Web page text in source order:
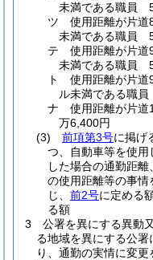
未満である職員
ツ
使用距離が片道
未満である職員
テ
使用距離が片道
未満である職員
ト
使用距離が片道
ル未満である職
ナ
使用距離が片
万6,400円
(3)
前項第3号に掲げ
つ、自動車等を使用
した場合の通勤距
の使用距離等の事
じ、 前2号に定める額
る額
3
公署を異にする異動
る地域を異にする公
り、通勤の実情に変